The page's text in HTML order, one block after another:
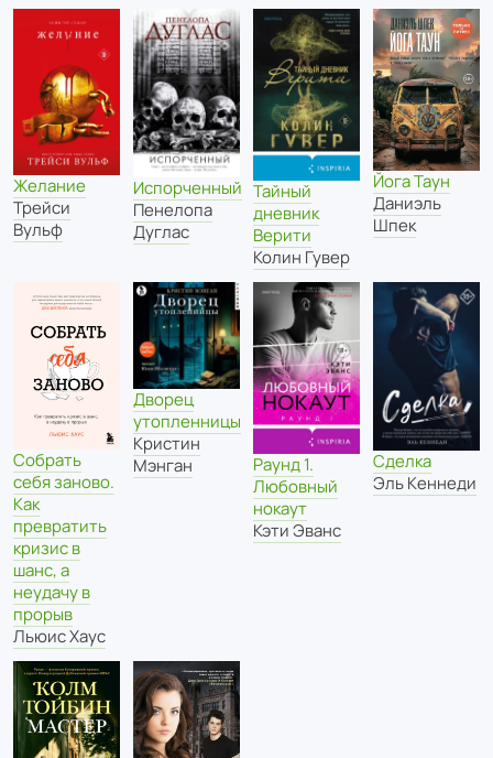
Желание
Трейси
Вульф
Испорченный
Пенелопа
Дуглас
Тайный
дневник
Верити
Колин Гувер
Йога Таун
Даниэль
Шпек
Собрать
себя заново.
Как
превратить
кризис в
шанс, а
неудачу в
прорыв
Льюис Хаус
Дворец
утопленницы
Кристин
Мэнган
Раунд 1.
Любовный
нокаут
Кэти Эванс
Сделка
Эль Кеннеди